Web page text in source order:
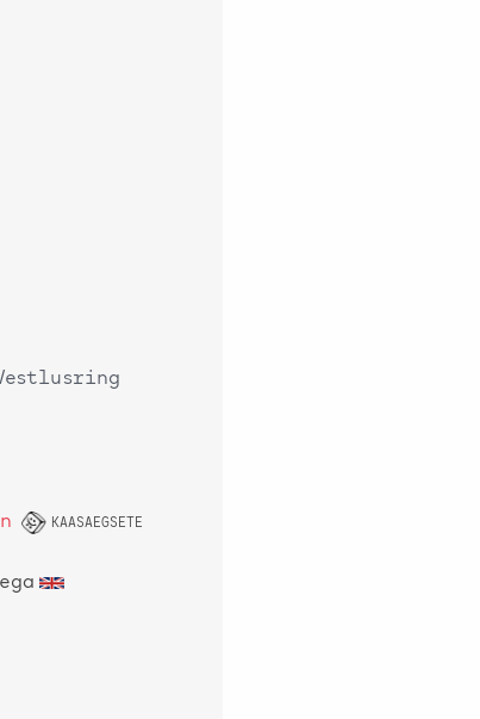
KAASAEGSETE